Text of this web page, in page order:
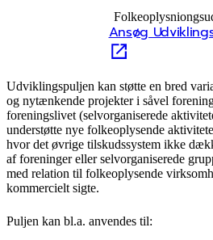
Ansøg
Udviklingspuljen kan støtte en bred
og nytænkende projekter i såvel
foreningslivet (selvorganiserede
understøtte nye folkeoplysende
hvor det øvrige tilskudssystem ikke
af foreninger eller selvorganiserede
med relation til folkeoplysende
kommercielt sigte.
Puljen kan bl.a. anvendes til: